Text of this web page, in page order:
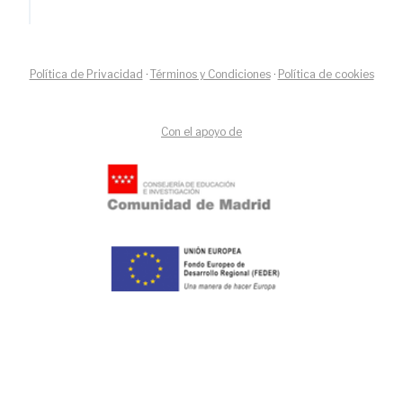
Política de Privacidad · Términos y Condiciones· Política de cookies
Con el apoyo de